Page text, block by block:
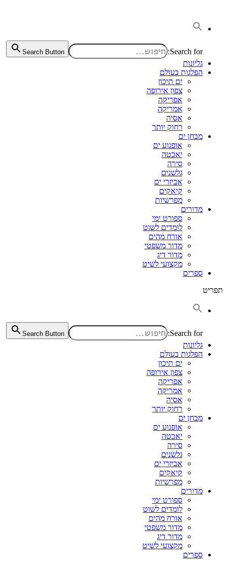
Search for:
Search Button
גליונות
הפלגות בעולם
ים תיכון
צפון אירופה
אפריקה
אמריקה
אסיה
רחוק יותר
מבחן ים
אופנוע ים
יאכטה
סירה
גלשנים
אביזרי ים
קיאקים
מפרשיות
מדורים
ספורט ימי
לומדים לשוט
אורח מהים
מדור משפטי
מדור דיג
מקצועי לשיט
ספרים
תפריט
Search for:
Search Button
גליונות
הפלגות בעולם
ים תיכון
צפון אירופה
אפריקה
אמריקה
אסיה
רחוק יותר
מבחן ים
אופנוע ים
יאכטה
סירה
גלשנים
אביזרי ים
קיאקים
מפרשיות
מדורים
ספורט ימי
לומדים לשוט
אורח מהים
מדור משפטי
מדור דיג
מקצועי לשיט
ספרים